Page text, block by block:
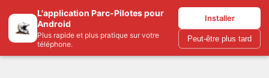
L'application Parc-Pilotes pour
Android
Plus rapide et plus pratique sur votre
téléphone.
Installer
Peut-être plus tard
Parc-pilotes.com